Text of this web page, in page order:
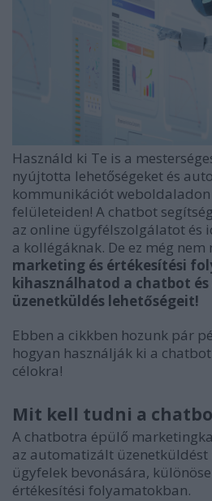
Használd ki Te is a
nyújtotta lehetőségeket és
kommunikációt weboldaladon
felületeiden! A chatbot
az online ügyfélszolgálatot és
a kollégáknak. De ez még nem
marketing és értékesítési
kihasználhatod a chatbot
üzenetküldés lehetőségeit!
Ebben a cikkben hozunk pár
hogyan használják ki a
célokra!
Mit kell tudni a
A chatbotra épülő
az automatizált üzenetküldést
ügyfelek bevonására,
értékesítési folyamatokban.